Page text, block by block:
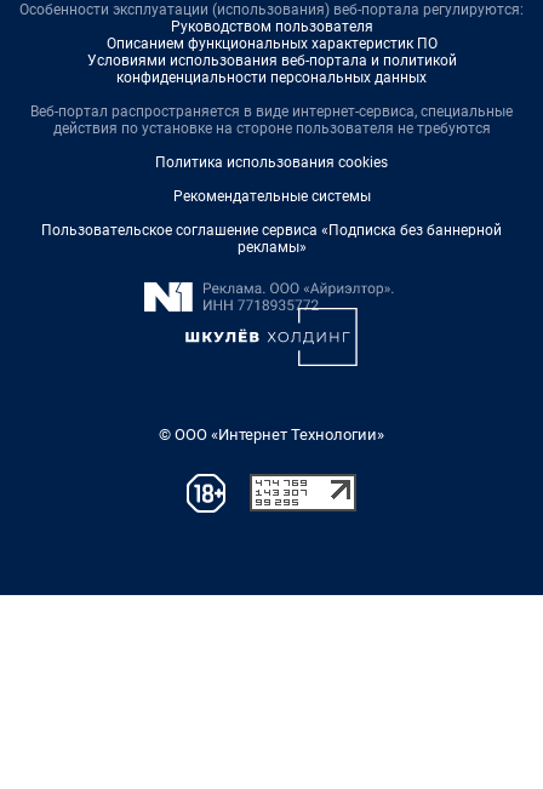
Особенности эксплуатации (использования) веб-портала регулируются:
Руководством пользователя
Описанием функциональных характеристик ПО
Условиями использования веб-портала и политикой
конфиденциальности персональных данных
Веб-портал распространяется в виде интернет-сервиса, специальные
действия по установке на стороне пользователя не требуются
Политика использования cookies
Рекомендательные системы
Пользовательское соглашение сервиса «Подписка без баннерной
рекламы»
© ООО «Интернет Технологии»